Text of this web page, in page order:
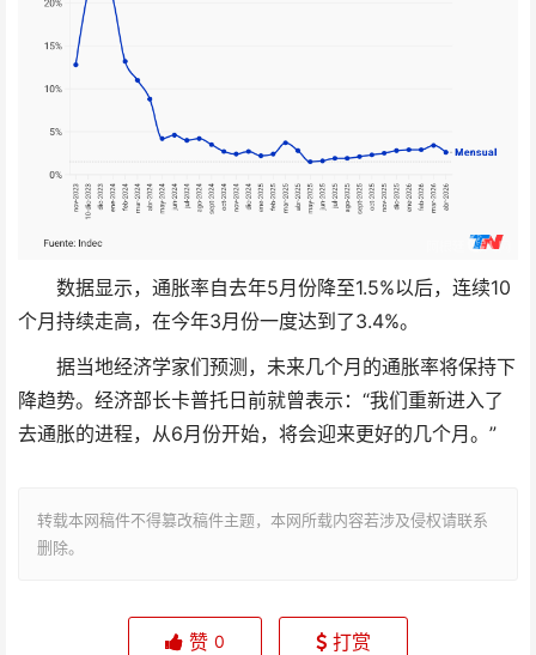
数据显示，通胀率自去年5月份降至1.5%以后，连续10
个月持续走高，在今年3月份一度达到了3.4%。
据当地经济学家们预测，未来几个月的通胀率将保持下
降趋势。经济部长卡普托日前就曾表示：“我们重新进入了
去通胀的进程，从6月份开始，将会迎来更好的几个月。”
转载本网稿件不得篡改稿件主题，本网所载内容若涉及侵权请联系
删除。
赞 0 打赏